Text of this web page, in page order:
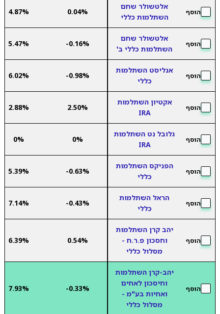
הוסף
אלטשולר שחם
השתלמות כללי
0.04%
4.87%
הוסף
אלטשולר שחם
השתלמות כללי ב'
-0.16%
5.47%
הוסף
אנליסט השתלמות
כללי
-0.98%
6.02%
הוסף
אקטיון השתלמות
IRA
2.50%
2.88%
הוסף
גלובל נט השתלמות
IRA
0%
0%
הוסף
הפניקס השתלמות
כללי
-0.63%
5.39%
הוסף
הראל השתלמות
כללי
-0.43%
7.14%
הוסף
יהב קרן השתלמות
וחסכון פ.ר.ח -
מסלול כללי
0.54%
6.39%
הוסף
יהב-קרן השתלמות
וחיסכון לאחים
ואחיות בע"מ -
מסלול כללי
-0.33%
7.93%